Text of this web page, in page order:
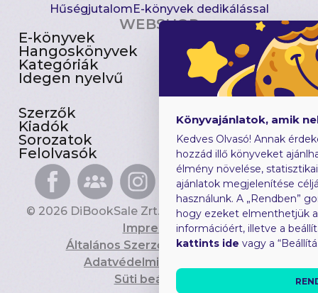
Hűségjutalom E-könyvek dedikálással
WEBSHOP
E-könyvek
Hangoskönyvek
Kategóriák
Idegen nyelvű
Csomagajánlatok
Akciósak
Előjegyezhetők
Újdonságok
Szerzők
Kiadók
Sorozatok
Felolvasók
Gyerekkönyvek
Heti toplista
Ajándékutalvány
Blog
© 2026 DiBookSale Zrt. Minden jog fenntartva.
Impresszum
Általános Szerződési Feltételek
Adatvédelmi Tájékoztató
Süti beállítások
Könyvajánlatok, amik
Kedves Olvasó! Annak
hozzád illő könyveket
élmény növelése,
ajánlatok megjelenítése
használunk. A „Rendben”
hogy ezeket elmenthetjük
információért, illetve a
kattints ide vagy a